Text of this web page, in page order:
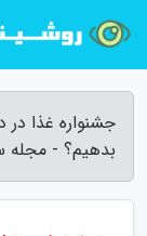
جشنواره غذا در
بدهیم؟ - مجله